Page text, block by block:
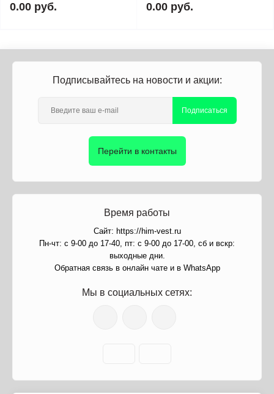
0.00 руб. 0.00 руб.
Подписывайтесь на новости и акции:
Подписаться
Перейти в контакты
Время работы
Сайт: https://him-vest.ru
Пн-чт: с 9-00 до 17-40, пт: с 9-00 до 17-00, сб и вскр:
выходные дни.
Обратная связь в онлайн чате и в WhatsApp
Мы в социальных сетях: